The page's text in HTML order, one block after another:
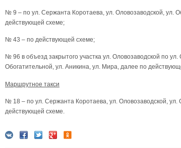
№ 9 – по ул. Сержанта Коротаева, ул. Оловозаводской, ул.
действующей схеме;
№ 43 – по действующей схеме;
№ 96 в объезд закрытого участка ул. Оловозаводской по
Обогатительной, ул. Аникина, ул. Мира, далее по
Маршрутное такси
№ 18 – по ул. Сержанта Коротаева, ул. Оловозаводской,
действующей схеме.